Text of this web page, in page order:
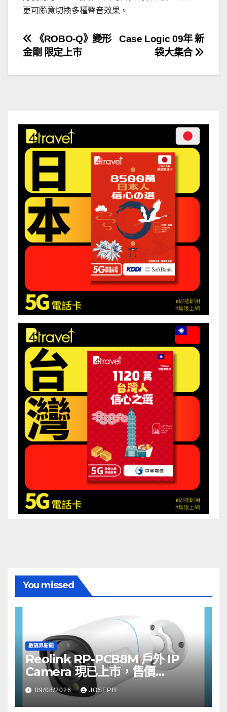
更可隨意切換多種聲音效果。
文
章
Case Logic 09年 新
袋大集合
《ROBO-Q》變形
金剛 限定上市
You missed
數碼界新聞
Reolink RP-PCB8M 戶外 IP
Camera 現已上市，售價
HK$722
09/08/2026 JOSEPH